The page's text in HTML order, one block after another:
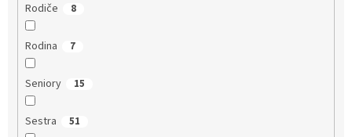
Rodiče 8
Rodina 7
Seniory 15
Sestra 51